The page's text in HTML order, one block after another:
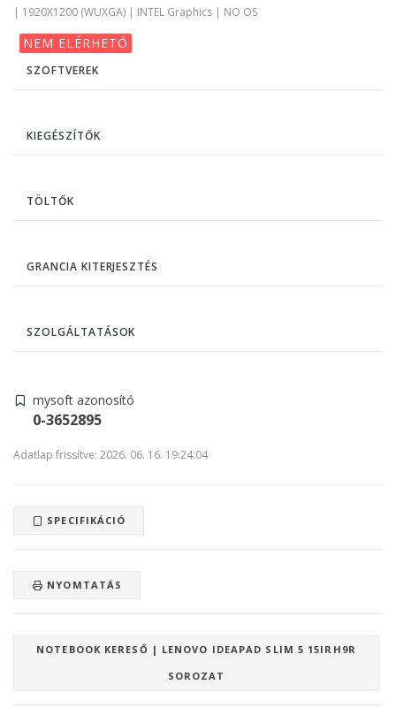
| 1920X1200 (WUXGA) | INTEL Graphics | NO OS
NEM ELÉRHETŐ
SZOFTVEREK
KIEGÉSZÍTŐK
TÖLTŐK
GRANCIA KITERJESZTÉS
SZOLGÁLTATÁSOK
mysoft azonosító
0-3652895
Adatlap frissítve: 2026. 06. 16. 19:24:04
SPECIFIKÁCIÓ
NYOMTATÁS
NOTEBOOK KERESŐ | LENOVO IDEAPAD SLIM 5 15IRH9R
SOROZAT